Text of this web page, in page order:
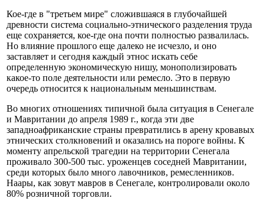
Кое-где в "третьем мире" сложившаяся в глубочайшей
древности система социально-этнического разделения труда
еще сохраняется, кое-где она почти полностью развалилась.
Но влияние прошлого еще далеко не исчезло, и оно
заставляет и сегодня каждый этнос искать себе
определенную экономическую нишу, монополизировать
какое-то поле деятельности или ремесло. Это в первую
очередь относится к национальным меньшинствам.
Во многих отношениях типичной была ситуация в Сенегале
и Мавритании до апреля 1989 г., когда эти две
западноафриканские страны превратились в арену кровавых
этнических столкновений и оказались на пороге войны. К
моменту апрельской трагедии на территории Сенегала
проживало 300-500 тыс. уроженцев соседней Мавритании,
среди которых было много лавочников, ремесленников.
Наары, как зовут мавров в Сенегале, контролировали около
80% розничной торговли.